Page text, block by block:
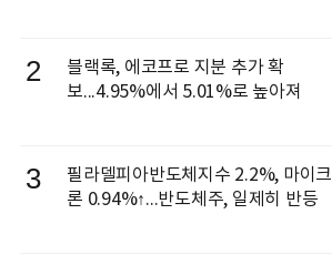
2
블랙록, 에코프로 지분 추가 확
보...4.95%에서 5.01%로 높아져
3
필라델피아반도체지수 2.2%, 마이크
론 0.94%↑...반도체주, 일제히 반등